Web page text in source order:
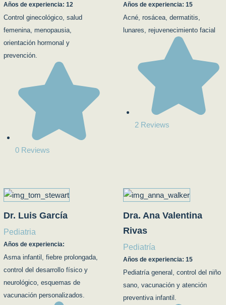
Años de experiencia: 12
Control ginecológico, salud
femenina, menopausia,
orientación hormonal y
prevención.
0 Reviews
Años de experiencia: 15
Acné, rosácea, dermatitis,
lunares, rejuvenecimiento facial
2 Reviews
Dr. Luis García
Pediatria
Años de experiencia:
Asma infantil, fiebre prolongada,
control del desarrollo físico y
neurológico, esquemas de
vacunación personalizados.
Dra. Ana Valentina
Rivas
Pediatría
Años de experiencia: 15
Pediatría general, control del niño
sano, vacunación y atención
preventiva infantil.